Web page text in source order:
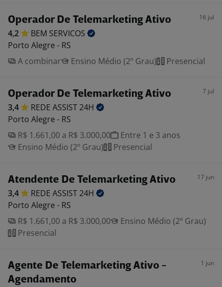
Operador De Telemarketing Ativo 16 jul
4,2 BEM SERVICOS
Porto Alegre - RS
A combinar
Ensino Médio (2º Grau) Presencial
Operador De Telemarketing Ativo 7 jul
3,4 REDE ASSIST24H
Porto Alegre - RS
R$ 1.661,00 a R$ 3.000,00
Entre 1 e 3 anos
Ensino Médio (2º Grau)
Presencial
Atendente De Telemarketing Ativo 17 jun
3,4 REDE ASSIST24H
Porto Alegre - RS
R$ 1.661,00 a R$ 3.000,00
Ensino Médio (2º Grau)
Presencial
Agente De Telemarketing Ativo -
Agendamento
1 jun